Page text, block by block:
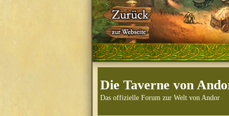
Die Taverne von
Das offizielle Forum zur Welt von Andor